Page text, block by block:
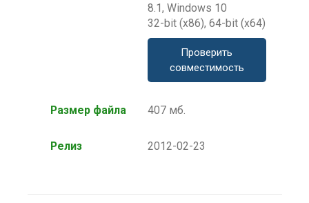
8.1, Windows 10
32-bit (x86), 64-bit (x64)
Проверить
совместимость
Размер файла 407 мб.
Релиз 2012-02-23